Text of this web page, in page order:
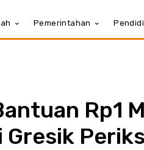
Pemerintahan
Rp1